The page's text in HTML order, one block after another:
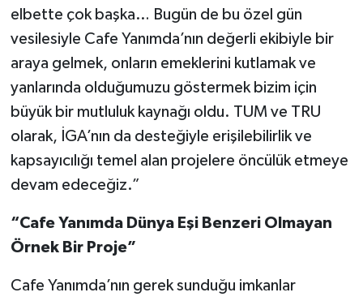
elbette çok başka… Bugün de bu özel gün
vesilesiyle Cafe Yanımda’nın değerli ekibiyle bir
araya gelmek, onların emeklerini kutlamak ve
yanlarında olduğumuzu göstermek bizim için
büyük bir mutluluk kaynağı oldu. TUM ve TRU
olarak, İGA’nın da desteğiyle erişilebilirlik ve
kapsayıcılığı temel alan projelere öncülük etmeye
devam edeceğiz.”
“Cafe Yanımda Dünya Eşi Benzeri Olmayan
Örnek Bir Proje”
Cafe Yanımda’nın gerek sunduğu imkanlar